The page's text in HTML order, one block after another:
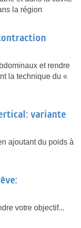
la région
et rendre
la technique du «
variante
ajoutant du poids à
votre objectif...